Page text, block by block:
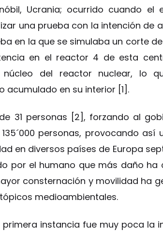
Ucrania; ocurrido cuando el
una prueba con la intención de
en la que se simulaba un corte
en el reactor 4 de esta
del reactor nuclear, lo
acumulado en su interior [1].
31 personas [2], forzando al
personas, provocando así
en diversos países de Europa
por el humano que más daño ha
consternación y movilidad ha
medioambientales.
instancia fue muy poca la